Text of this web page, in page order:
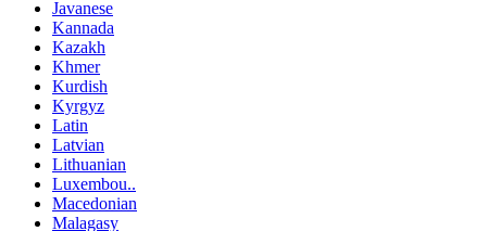
Javanese
Kannada
Kazakh
Khmer
Kurdish
Kyrgyz
Latin
Latvian
Lithuanian
Luxembou..
Macedonian
Malagasy